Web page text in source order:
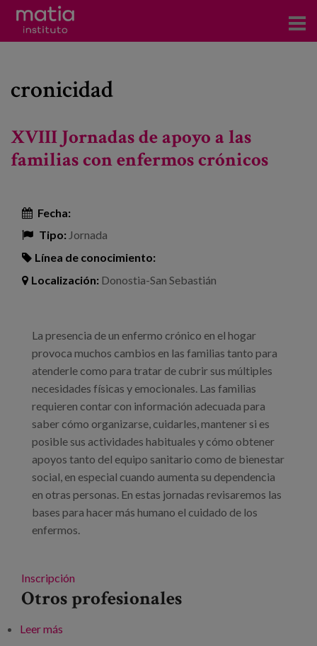
Investigación
Participación en foros
Formación
Noticias
Prensa
Canal de denuncias
cronicidad
XVIII Jornadas de apoyo a las
familias con enfermos crónicos
Fecha:
Tipo: Jornada
Línea de conocimiento:
Localización: Donostia-San Sebastián
La presencia de un enfermo crónico en el hogar
provoca muchos cambios en las familias tanto para
atenderle como para tratar de cubrir sus múltiples
necesidades físicas y emocionales. Las familias
requieren contar con información adecuada para
saber cómo organizarse, cuidarles, mantener si es
posible sus actividades habituales y cómo obtener
apoyos tanto del equipo sanitario como de bienestar
social, en especial cuando aumenta su dependencia
en otras personas. En estas jornadas revisaremos las
bases para hacer más humano el cuidado de los
enfermos.
Inscripción
Otros profesionales
Leer más